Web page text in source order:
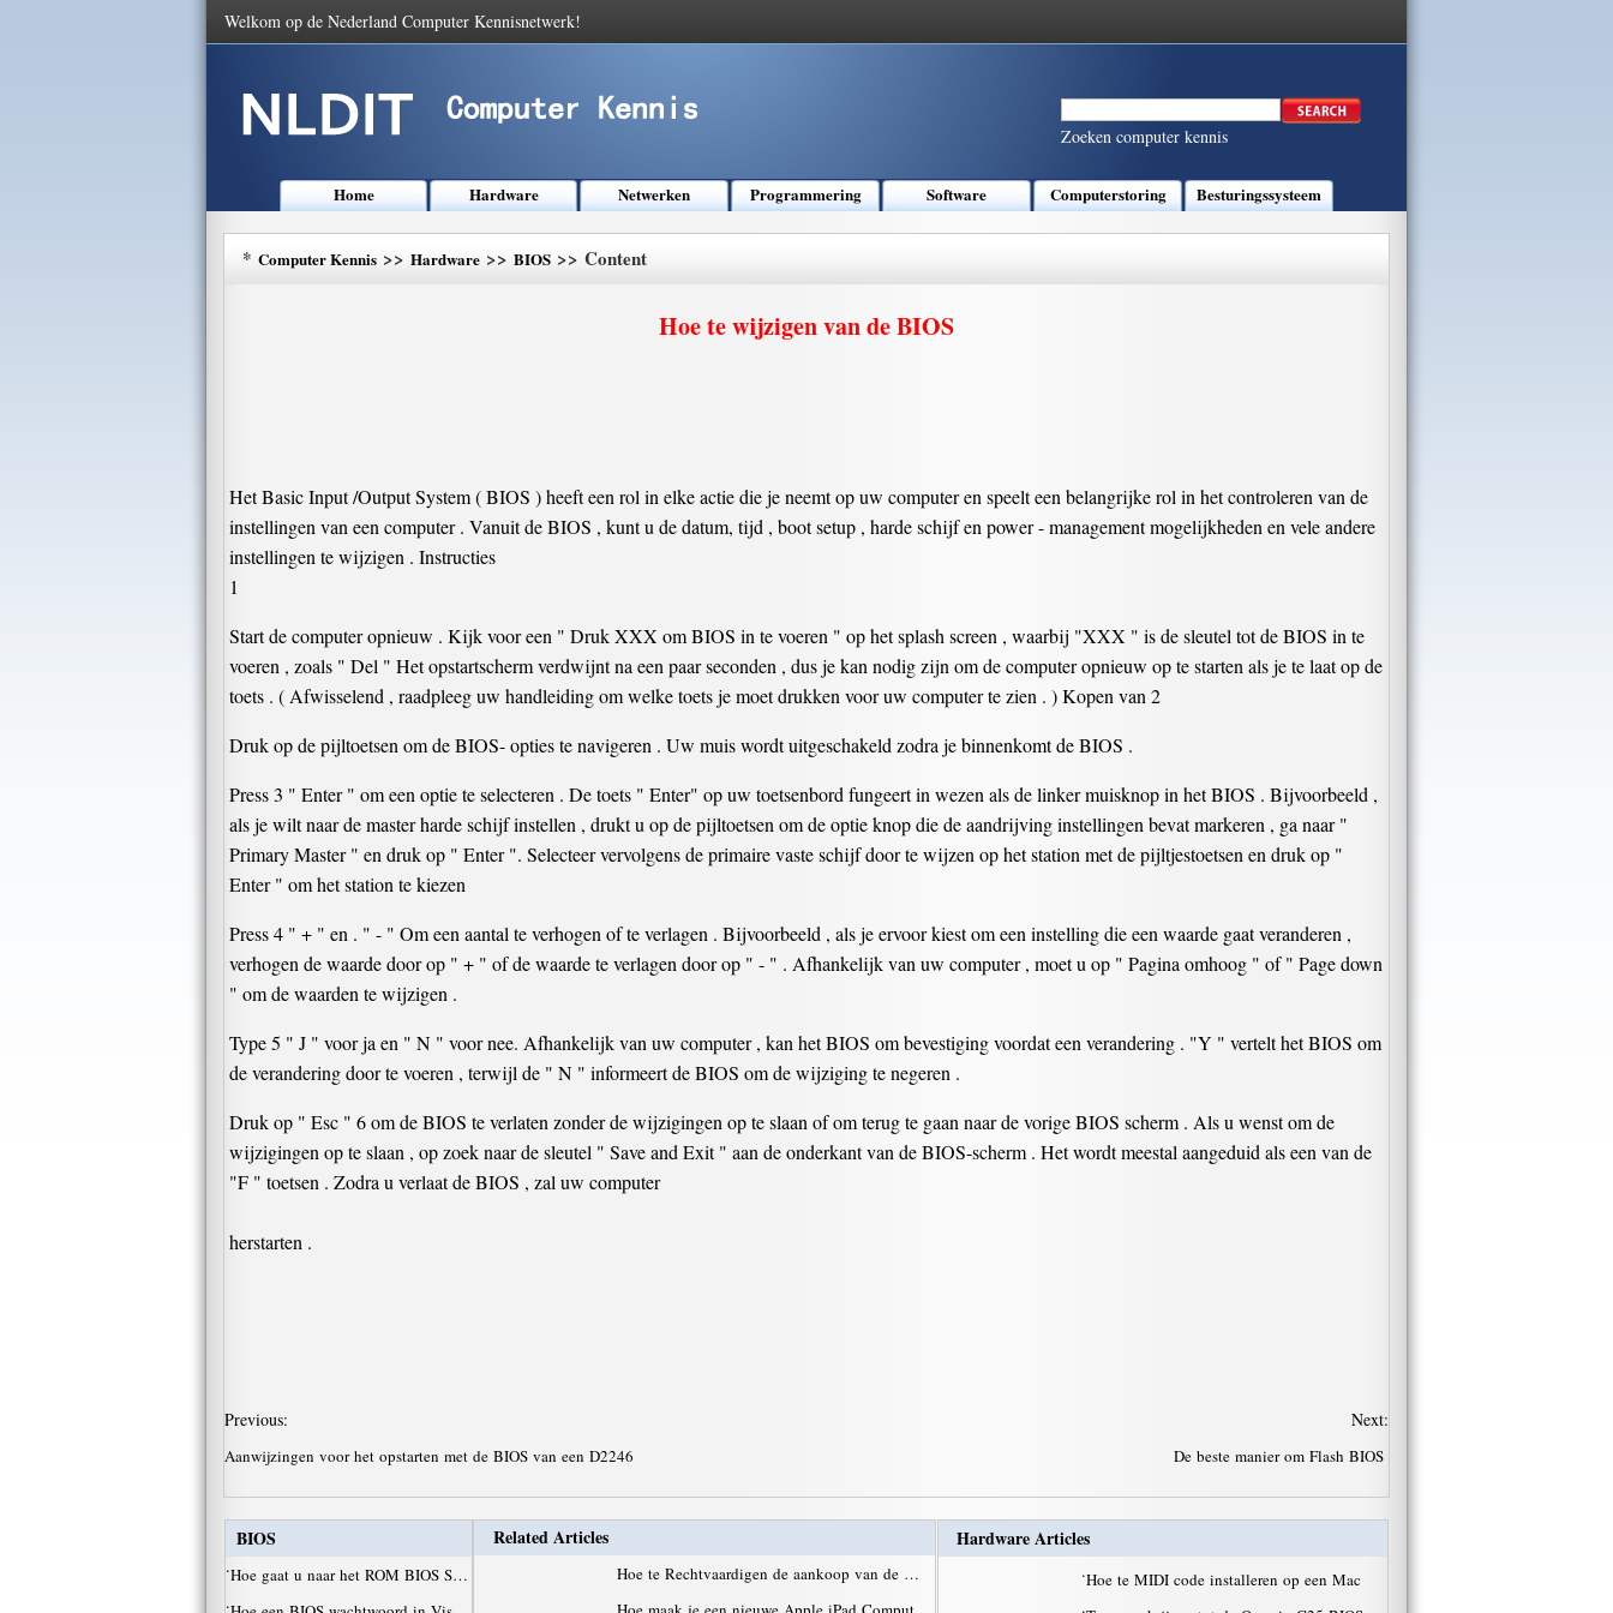
Welkom op de Nederland Computer Kennisnetwerk!
Zoeken computer kennis
Home Hardware Netwerken Programmering Software Computerstoring Besturingssysteem
* Computer Kennis >> Hardware >> BIOS >> Content
Hoe te wijzigen van de BIOS
Het Basic Input /Output System ( BIOS ) heeft een rol in elke actie die je neemt op uw computer en speelt een belangrijke rol in het controleren van de
instellingen van een computer . Vanuit de BIOS , kunt u de datum, tijd , boot setup , harde schijf en power - management mogelijkheden en vele andere
instellingen te wijzigen . Instructies
1
Start de computer opnieuw . Kijk voor een " Druk XXX om BIOS in te voeren " op het splash screen , waarbij "XXX " is de sleutel tot de BIOS in te
voeren , zoals " Del " Het opstartscherm verdwijnt na een paar seconden , dus je kan nodig zijn om de computer opnieuw op te starten als je te laat op de
toets . ( Afwisselend , raadpleeg uw handleiding om welke toets je moet drukken voor uw computer te zien . ) Kopen van 2
Druk op de pijltoetsen om de BIOS- opties te navigeren . Uw muis wordt uitgeschakeld zodra je binnenkomt de BIOS .
Press 3 " Enter " om een optie te selecteren . De toets " Enter" op uw toetsenbord fungeert in wezen als de linker muisknop in het BIOS . Bijvoorbeeld ,
als je wilt naar de master harde schijf instellen , drukt u op de pijltoetsen om de optie knop die de aandrijving instellingen bevat markeren , ga naar "
Primary Master " en druk op " Enter ". Selecteer vervolgens de primaire vaste schijf door te wijzen op het station met de pijltjestoetsen en druk op "
Enter " om het station te kiezen
Press 4 " + " en . " - " Om een aantal te verhogen of te verlagen . Bijvoorbeeld , als je ervoor kiest om een instelling die een waarde gaat veranderen ,
verhogen de waarde door op " + " of de waarde te verlagen door op " - " . Afhankelijk van uw computer , moet u op " Pagina omhoog " of " Page down
" om de waarden te wijzigen .
Type 5 " J " voor ja en " N " voor nee. Afhankelijk van uw computer , kan het BIOS om bevestiging voordat een verandering . "Y " vertelt het BIOS om
de verandering door te voeren , terwijl de " N " informeert de BIOS om de wijziging te negeren .
Druk op " Esc " 6 om de BIOS te verlaten zonder de wijzigingen op te slaan of om terug te gaan naar de vorige BIOS scherm . Als u wenst om de
wijzigingen op te slaan , op zoek naar de sleutel " Save and Exit " aan de onderkant van de BIOS-scherm . Het wordt meestal aangeduid als een van de
"F " toetsen . Zodra u verlaat de BIOS , zal uw computer
herstarten .
Previous:
Aanwijzingen voor het opstarten met de BIOS van een D2246
Next:
De beste manier om Flash BIOS
BIOS
·Hoe gaat u naar het ROM BIOS S…
·
Related Articles
Hoe te Rechtvaardigen de aankoop van de …
Hardware Articles
·Hoe te MIDI code installeren op een Mac